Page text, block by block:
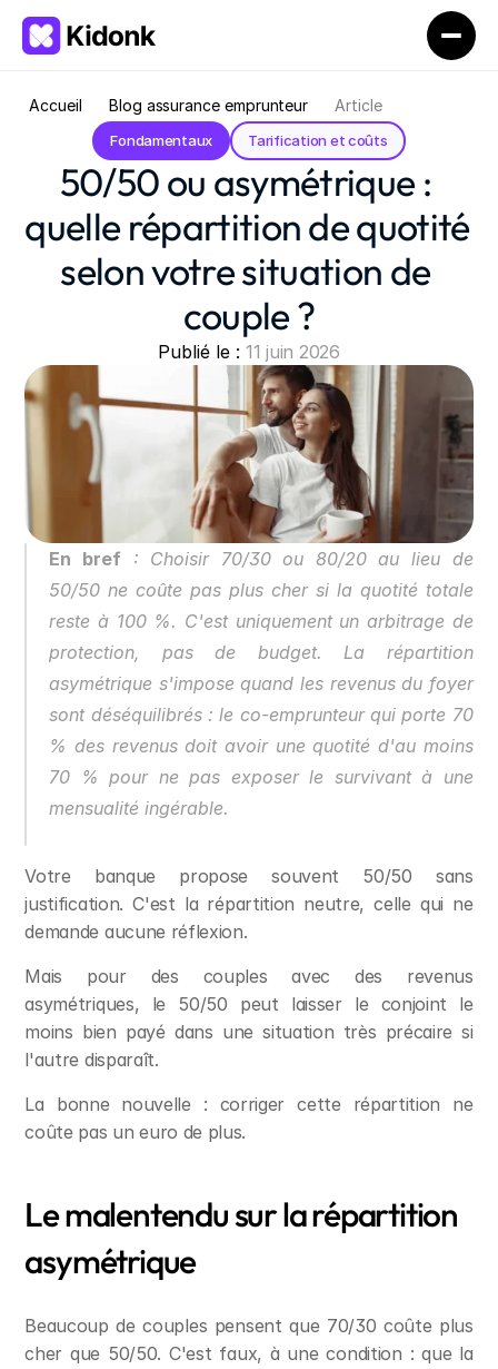
Accueil Blog assurance emprunteur Article
Fondamentaux Tarification et coûts
50/50 ou asymétrique :
quelle répartition de quotité
selon votre situation de
couple ?
Publié le : 11 juin 2026
En bref : Choisir 70/30 ou 80/20 au lieu de
50/50 ne coûte pas plus cher si la quotité totale
reste à 100 %. C'est uniquement un arbitrage de
protection, pas de budget. La répartition
asymétrique s'impose quand les revenus du foyer
sont déséquilibrés : le co-emprunteur qui porte 70
% des revenus doit avoir une quotité d'au moins
70 % pour ne pas exposer le survivant à une
mensualité ingérable.
Votre banque propose souvent 50/50 sans
justification. C'est la répartition neutre, celle qui ne
demande aucune réflexion.
Mais pour des couples avec des revenus
asymétriques, le 50/50 peut laisser le conjoint le
moins bien payé dans une situation très précaire si
l'autre disparaît.
La bonne nouvelle : corriger cette répartition ne
coûte pas un euro de plus.
Le malentendu sur la répartition
asymétrique
Beaucoup de couples pensent que 70/30 coûte plus
cher que 50/50. C'est faux, à une condition : que la